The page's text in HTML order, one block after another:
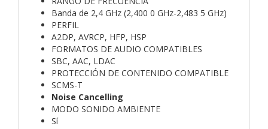
Banda de 2,4 GHz (2,400 0 GHz-2,483 5 GHz)
PERFIL
A2DP, AVRCP, HFP, HSP
FORMATOS DE AUDIO COMPATIBLES
SBC, AAC, LDAC
PROTECCIÓN DE CONTENIDO COMPATIBLE
SCMS-T
Noise Cancelling
MODO SONIDO AMBIENTE
Sí